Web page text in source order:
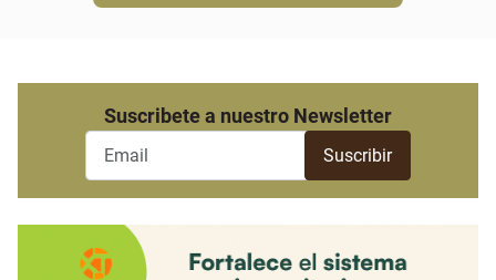
Suscribete a nuestro Newsletter